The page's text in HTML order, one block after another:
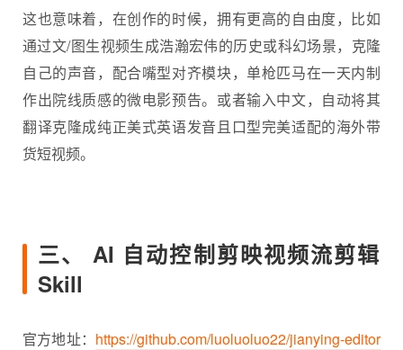
这也意味着，在创作的时候，拥有更高的自由度，比如
通过文/图生视频生成浩瀚宏伟的历史或科幻场景，克隆
自己的声音，配合嘴型对齐模块，单枪匹马在一天内制
作出院线质感的微电影预告。或者输入中文，自动将其
翻译克隆成纯正美式英语发音且口型完美适配的海外带
货短视频。
三、 AI 自动控制剪映视频流剪辑
Skill
官方地址： https://github.com/luoluoluo22/jianying-editor